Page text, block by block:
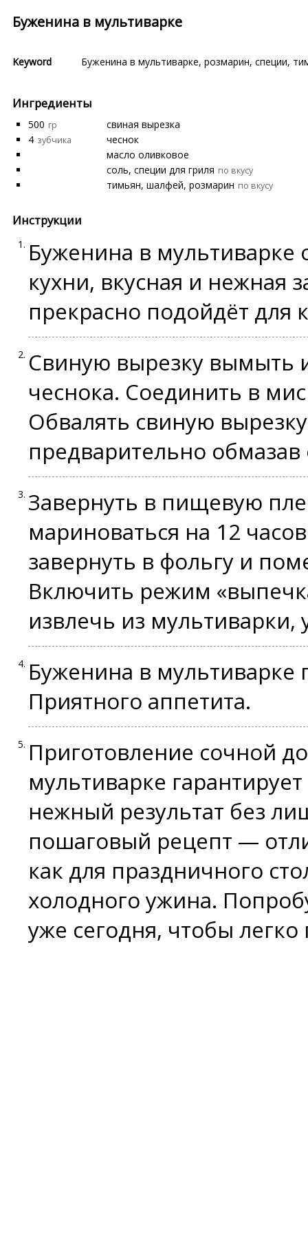
Буженина в мультиварке
Keyword Буженина в мультиварке, розмарин, специи,
Ингредиенты
500 гр
свиная вырезка
4 зубчика
чеснок
масло оливковое
соль, специи для гриля по вкусу
тимьян, шалфей, розмарин по вкусу
Инструкции
Буженина в мультиварке
кухни, вкусная и нежная
прекрасно подойдёт для
Свиную вырезку вымыть
чеснока. Соединить в
Обвалять свиную
предварительно
Завернуть в пищевую
мариноваться на 12
завернуть в фольгу и
Включить режим
извлечь из мультиварки,
Буженина в мультиварке
Приятного аппетита.
Приготовление сочной
мультиварке
нежный результат без
пошаговый рецепт —
как для праздничного
холодного ужина.
уже сегодня, чтобы